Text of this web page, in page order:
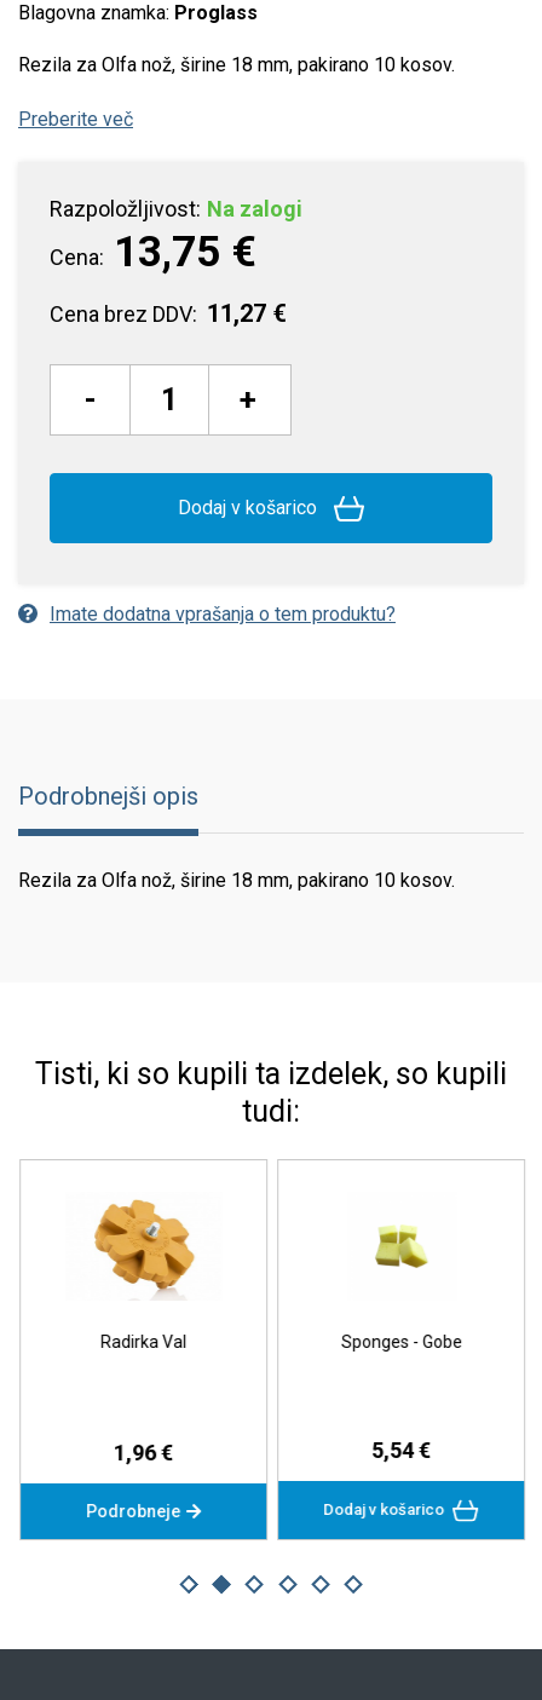
Blagovna znamka: Proglass
Rezila za Olfa nož, širine 18 mm, pakirano 10 kosov.
Preberite več
Razpoložljivost: Na zalogi
Cena: 13,75 €
Cena brez DDV: 11,27 €
- +
Dodaj v košarico
Imate dodatna vprašanja o tem produktu?
Podrobnejši opis
Rezila za Olfa nož, širine 18 mm, pakirano 10 kosov.
Tisti, ki so kupili ta izdelek, so kupili
tudi:
Radirka Val
1,96 €
Podrobneje
Sponges - Gobe
5,54 €
Dodaj v košarico